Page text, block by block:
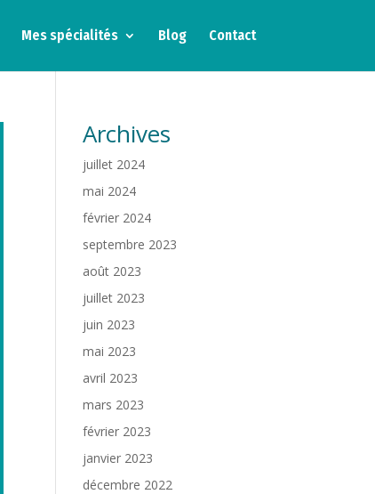
Mes spécialités Blog Contact
Archives
juillet 2024
mai 2024
février 2024
septembre 2023
août 2023
juillet 2023
juin 2023
mai 2023
avril 2023
mars 2023
février 2023
janvier 2023
décembre 2022